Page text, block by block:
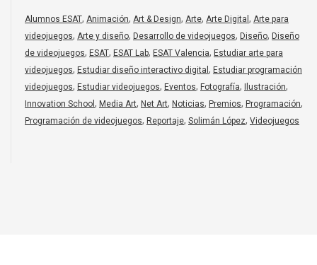
Alumnos ESAT, Animación, Art & Design, Arte, Arte Digital , Arte para
videojuegos, Arte y diseño, Desarrollo de videojuegos, Diseño, Diseño
de videojuegos, ESAT, ESAT Lab, ESAT Valencia, Estudiar arte para
videojuegos, Estudiar diseño interactivo digital , Estudiar programación
videojuegos, Estudiar videojuegos, Eventos, Fotografía, Ilustración,
Innovation School , Media Art, Net Art, Noticias, Premios, Programación,
Programación de videojuegos, Reportaje, Solimán López, Videojuegos